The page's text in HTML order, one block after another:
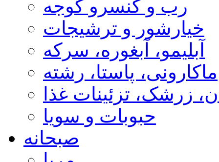
رب و کنسرو گوجه
خیارشور و ترشیجات
آبلیمو، آبغوره، سرکه
ماکارونی، پاستا، رشته
زرشک، تزئینات غذا
حبوبات و سویا
صبحانه